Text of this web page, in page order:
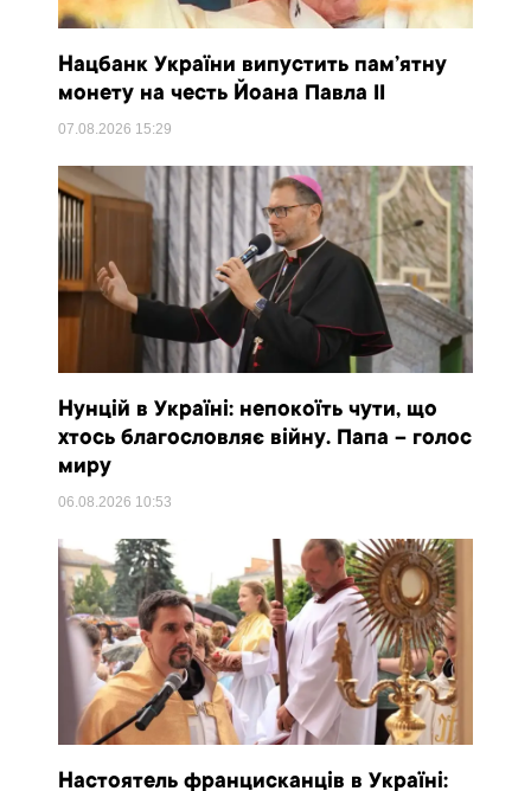
Нацбанк України випустить пам’ятну
монету на честь Йоана Павла II
07.08.2026 15:29
Нунцій в Україні: непокоїть чути, що
хтось благословляє війну. Папа – голос
миру
06.08.2026 10:53
Настоятель францисканців в Україні: